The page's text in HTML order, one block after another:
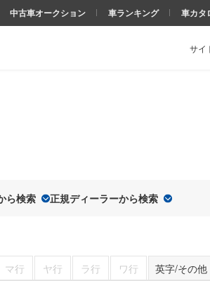
サイ
中古車オークション 車ランキング 車カタ
ら検索 正規ディーラーから検索
マ行 ヤ行 ラ行 ワ行 英字/その他